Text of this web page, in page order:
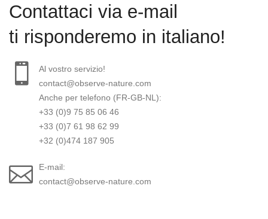
Contattaci via e-mail
ti risponderemo in italiano!
Al vostro servizio!
contact@observe-nature.com
Anche per telefono (FR-GB-NL):
+33 (0)9 75 85 06 46
+33 (0)7 61 98 62 99
+32 (0)474 187 905
E-mail:
contact@observe-nature.com